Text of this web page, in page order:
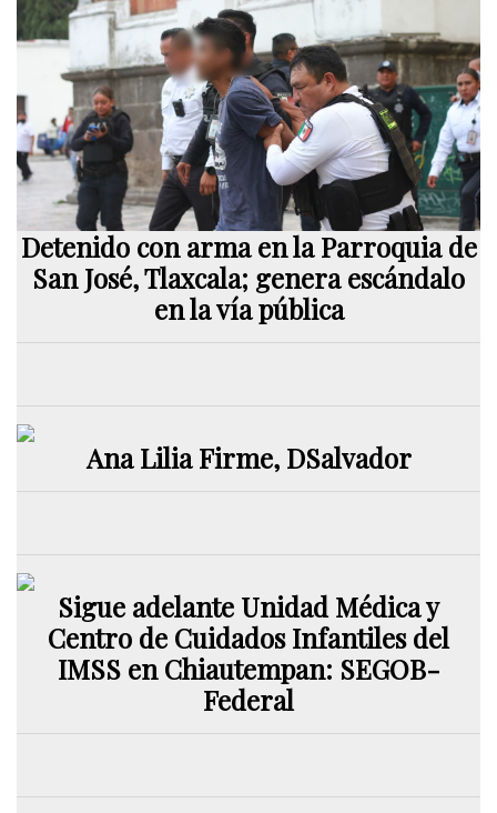
Detenido con arma en la Parroquia de
San José, Tlaxcala; genera escándalo
en la vía pública
Ana Lilia Firme, DSalvador
Sigue adelante Unidad Médica y
Centro de Cuidados Infantiles del
IMSS en Chiautempan: SEGOB-
Federal